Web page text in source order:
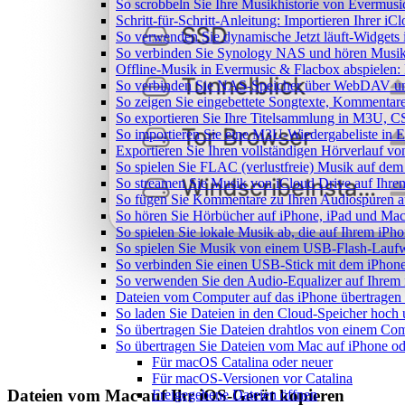
So scrobbeln Sie Ihre Musikhistorie von
Schritt-für-Schritt-Anleitung: Importieren Ihrer
So verwenden Sie dynamische Jetzt läuft-
So verbinden Sie Synology NAS und hören
Offline-Musik in Evermusic & Flacbox
So verbinden Sie NAS-Speicher über WebDAV
So zeigen Sie eingebettete Songtexte,
So exportieren Sie Ihre Titelsammlung in M3U,
So importieren Sie eine M3U-Wiedergabeliste in
Exportieren Sie Ihren vollständigen Hörverlauf
So spielen Sie FLAC (verlustfreie) Musik auf
So streamen Sie Musik von iCloud Drive auf
So fügen Sie Kommentare zu Ihren Audiospuren
So hören Sie Hörbücher auf iPhone, iPad und
So spielen Sie lokale Musik ab, die auf Ihrem
So spielen Sie Musik von einem USB-Flash-
So verbinden Sie einen USB-Stick mit dem
So verwenden Sie den Audio-Equalizer auf
Dateien vom Computer auf das iPhone
So laden Sie Dateien in den Cloud-Speicher
So übertragen Sie Dateien drahtlos von einem
So übertragen Sie Dateien vom Mac auf iPhone
Für macOS Catalina oder neuer
Für macOS-Versionen vor Catalina
Freigegebene Dateien öffnen
Dateien vom Mac auf Ihr iOS-Gerät kopieren